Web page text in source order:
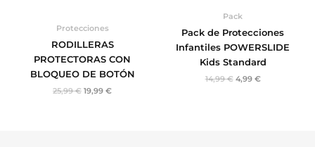
Protecciones
RODILLERAS
PROTECTORAS CON
BLOQUEO DE BOTÓN
25,99€ 19,99 €
Pack
Pack de Protecciones
Infantiles POWERSLIDE
Kids Standard
14,99€ 4,99 €